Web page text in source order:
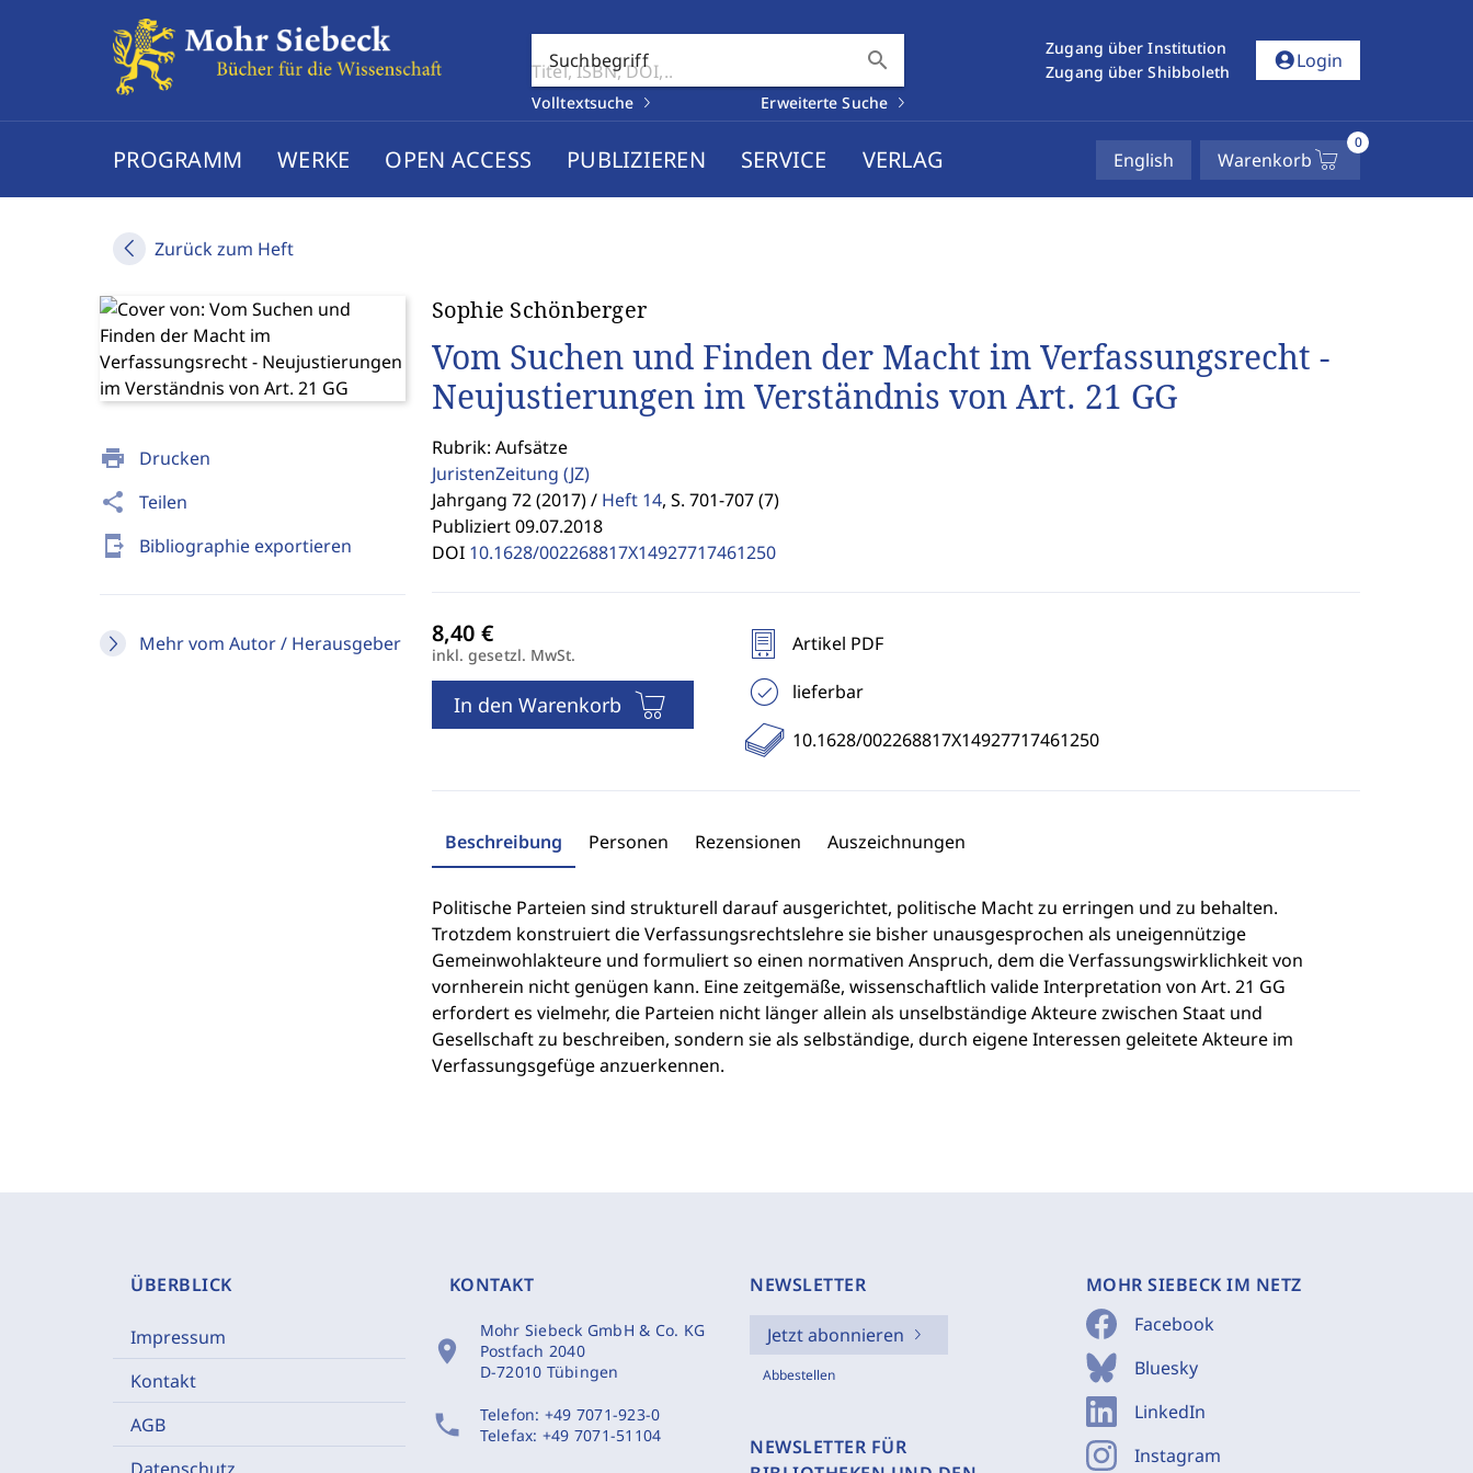
Suchbegriff search
Volltextsuche Erweiterte Suche
Zugang über Institution
Zugang über Shibboleth
account_circleLogin
PROGRAMM WERKE OPEN ACCESS PUBLIZIEREN SERVICE VERLAG English Warenkorb
0
Zurück zum Heft
print Drucken
share Teilen
send_to_mobile Bibliographie exportieren
Mehr vom Autor / Herausgeber
Sophie Schönberger
Vom Suchen und Finden der Macht im Verfassungsrecht -
Neujustierungen im Verständnis von Art. 21 GG
Rubrik: Aufsätze
JuristenZeitung (JZ)
Jahrgang 72 (2017) / Heft 14, S. 701-707 (7)
Publiziert 09.07.2018
DOI 10.1628/002268817X14927717461250
inkl. gesetzl. MwSt.
In den Warenkorb
Artikel PDF
lieferbar
10.1628/002268817X14927717461250
Beschreibung Personen Rezensionen Auszeichnungen
Politische Parteien sind strukturell darauf ausgerichtet, politische Macht zu erringen und zu behalten.
Trotzdem konstruiert die Verfassungsrechtslehre sie bisher unausgesprochen als uneigennützige
Gemeinwohlakteure und formuliert so einen normativen Anspruch, dem die Verfassungswirklichkeit von
vornherein nicht genügen kann. Eine zeitgemäße, wissenschaftlich valide Interpretation von Art. 21 GG
erfordert es vielmehr, die Parteien nicht länger allein als unselbständige Akteure zwischen Staat und
Gesellschaft zu beschreiben, sondern sie als selbständige, durch eigene Interessen geleitete Akteure im
Verfassungsgefüge anzuerkennen.
ÜBERBLICK
Impressum
Kontakt
AGB
Datenschutz
KONTAKT
location_on
Mohr Siebeck GmbH & Co. KG
Postfach 2040
D-72010 Tübingen
phone Telefon: +49 7071-923-0
Telefax: +49 7071-51104
NEWSLETTER
Jetzt abonnieren
Abbestellen
NEWSLETTER FÜR
MOHR SIEBECK IM NETZ
Facebook
Bluesky
LinkedIn
Instagram